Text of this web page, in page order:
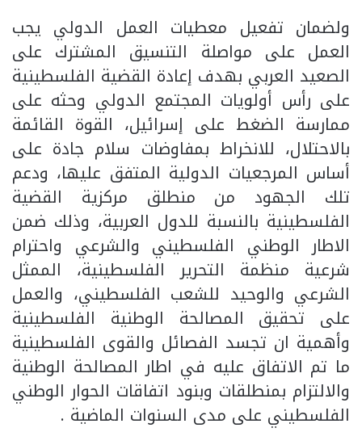
ولضمان تفعيل معطيات العمل الدولي يجب
العمل على مواصلة التنسيق المشترك على
الصعيد العربي بهدف إعادة القضية الفلسطينية
على رأس أولويات المجتمع الدولي وحثه على
ممارسة الضغط على إسرائيل، القوة القائمة
بالاحتلال، للانخراط بمفاوضات سلام جادة على
أساس المرجعيات الدولية المتفق عليها، ودعم
تلك الجهود من منطلق مركزية القضية
الفلسطينية بالنسبة للدول العربية، وذلك ضمن
الاطار الوطني الفلسطيني والشرعي واحترام
شرعية منظمة التحرير الفلسطينية، الممثل
الشرعي والوحيد للشعب الفلسطيني، والعمل
على تحقيق المصالحة الوطنية الفلسطينية
وأهمية ان تجسد الفصائل والقوى الفلسطينية
ما تم الاتفاق عليه في اطار المصالحة الوطنية
والالتزام بمنطلقات وبنود اتفاقات الحوار الوطني
الفلسطيني على مدى السنوات الماضية .